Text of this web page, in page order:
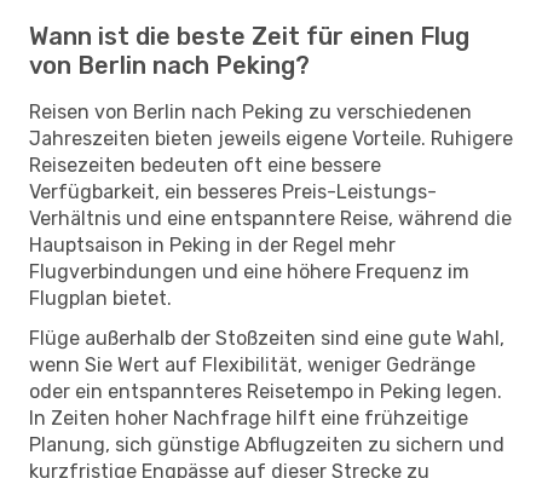
Wann ist die beste Zeit für einen Flug
von Berlin nach Peking?
Reisen von Berlin nach Peking zu verschiedenen
Jahreszeiten bieten jeweils eigene Vorteile. Ruhigere
Reisezeiten bedeuten oft eine bessere
Verfügbarkeit, ein besseres Preis-Leistungs-
Verhältnis und eine entspanntere Reise, während die
Hauptsaison in Peking in der Regel mehr
Flugverbindungen und eine höhere Frequenz im
Flugplan bietet.
Flüge außerhalb der Stoßzeiten sind eine gute Wahl,
wenn Sie Wert auf Flexibilität, weniger Gedränge
oder ein entspannteres Reisetempo in Peking legen.
In Zeiten hoher Nachfrage hilft eine frühzeitige
Planung, sich günstige Abflugzeiten zu sichern und
kurzfristige Engpässe auf dieser Strecke zu